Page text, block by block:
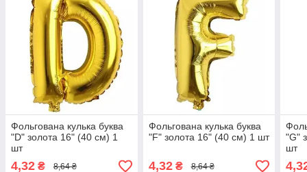
Фольгована кулька буква
"D" золота 16" (40 см) 1
шт
4,32 ₴ 8,64 ₴
Фольгована кулька буква
"F" золота 16" (40 см) 1 шт
4,32₴ 8,64 ₴
"G"
шт